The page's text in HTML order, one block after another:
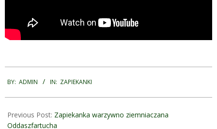
08-
BY: ADMIN IN: ZAPIEKANKI
Previous Post: Zapiekanka warzywno ziemniaczana
Oddaszfartucha